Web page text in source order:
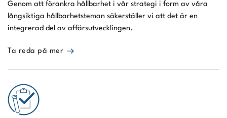
Genom att förankra hållbarhet i vår strategi i form av våra
långsiktiga hållbarhetsteman säkerställer vi att det är en
integrerad del av affärsutvecklingen.
Ta reda på mer